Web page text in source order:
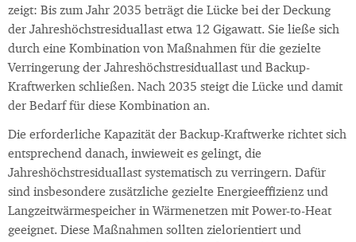
zeigt: Bis zum Jahr 2035 beträgt die Lücke bei der Deckung
der Jahreshöchstresiduallast etwa 12 Gigawatt. Sie ließe sich
durch eine Kombination von Maßnahmen für die gezielte
Verringerung der Jahreshöchstresiduallast und Backup-
Kraftwerken schließen. Nach 2035 steigt die Lücke und damit
der Bedarf für diese Kombination an.
Die erforderliche Kapazität der Backup-Kraftwerke richtet sich
entsprechend danach, inwieweit es gelingt, die
Jahreshöchstresiduallast systematisch zu verringern. Dafür
sind insbesondere zusätzliche gezielte Energieeffizienz und
Langzeitwärmespeicher in Wärmenetzen mit Power-to-Heat
geeignet. Diese Maßnahmen sollten zielorientiert und